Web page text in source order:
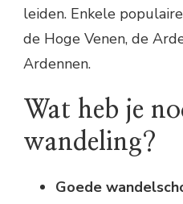
leiden. Enkele
de Hoge Venen, de
Ardennen.
Wat heb je
wandeling?
Goede